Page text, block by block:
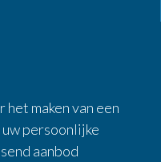
maken van een
persoonlijke
aanbod